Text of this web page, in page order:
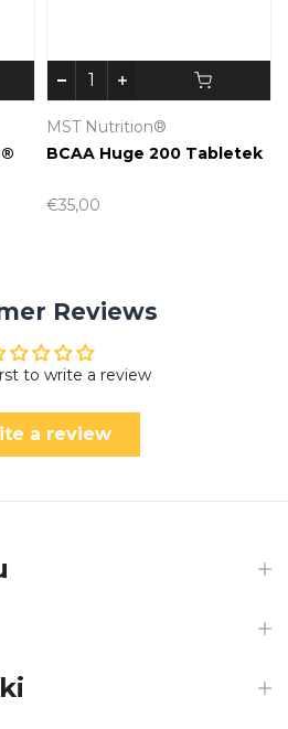
MST Nutrition®
BCAA Huge 200 Tabletek
€35,00
Reviews
to write a review
a review